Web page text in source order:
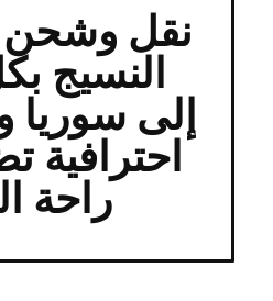
نقل وشحن
النسيج
إلى سوريا
احترافية
راحة